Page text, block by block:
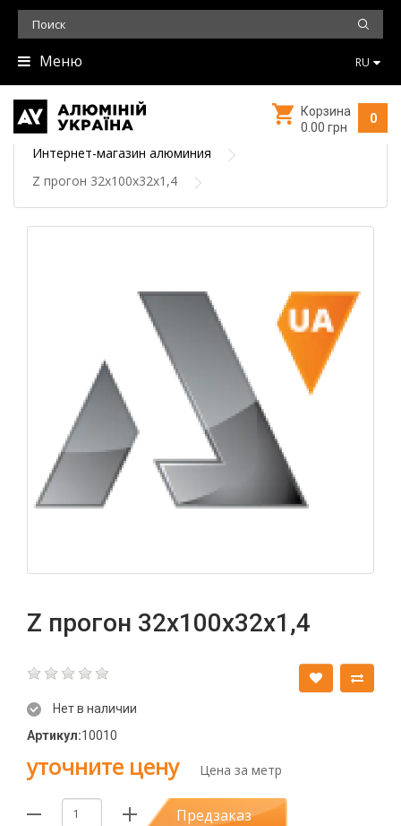
Меню RU
0
Корзина
0.00 грн
Интернет-магазин алюминия
Z прогон 32х100х32х1,4
Z прогон 32х100х32х1,4
Нет в наличии
Артикул:10010
уточните цену Цена за метр
Предзаказ